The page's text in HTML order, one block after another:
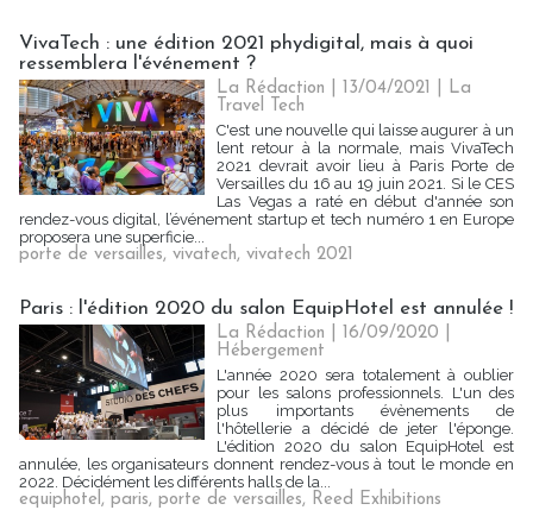
VivaTech : une édition 2021 phydigital, mais à quoi
ressemblera l'événement ?
La Rédaction | 13/04/2021
La
Travel Tech
C'est une nouvelle qui laisse augurer à un
lent retour à la normale, mais VivaTech
2021 devrait avoir lieu à Paris Porte de
Versailles du 16 au 19 juin 2021. Si le CES
Las Vegas a raté en début d'année son
rendez-vous digital, l’événement startup et tech numéro 1 en Europe
proposera une superficie...
porte de versailles, vivatech, vivatech 2021
Paris : l'édition 2020 du salon EquipHotel est annulée !
La Rédaction | 16/09/2020
Hébergement
L'année 2020 sera totalement à oublier
pour les salons professionnels. L'un des
plus importants évènements de
l'hôtellerie a décidé de jeter l'éponge.
L'édition 2020 du salon EquipHotel est
annulée, les organisateurs donnent rendez-vous à tout le monde en
2022. Décidément les différents halls de la...
equiphotel, paris, porte de versailles, Reed Exhibitions